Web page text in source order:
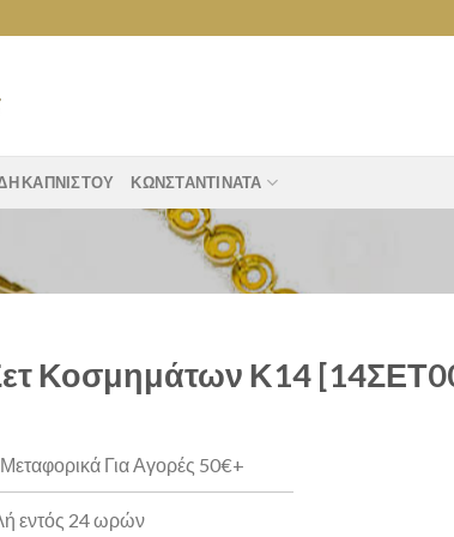
ΚΑΠΝΙΣΤΟΎ ΚΩΝΣΤΑΝΤΙΝΆΤΑ
Κοσμημάτων Κ14
Για Αγορές 50€+
εντός 24 ωρών